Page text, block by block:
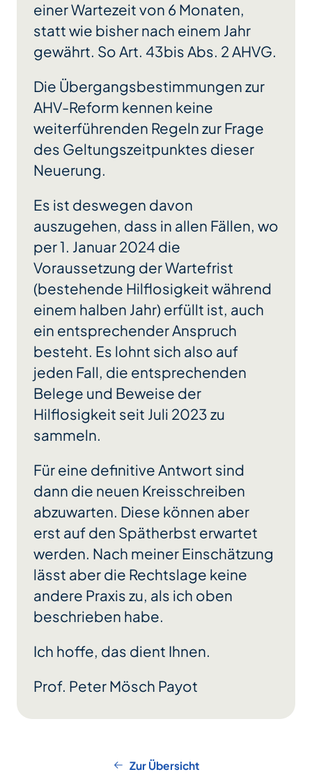
einer Wartezeit von 6 Monaten,
statt wie bisher nach einem Jahr
gewährt. So Art. 43bis Abs. 2 AHVG.
Die Übergangsbestimmungen zur
AHV-Reform kennen keine
weiterführenden Regeln zur Frage
des Geltungszeitpunktes dieser
Neuerung.
Es ist deswegen davon
auszugehen, dass in allen Fällen, wo
per 1. Januar 2024 die
Voraussetzung der Wartefrist
(bestehende Hilflosigkeit während
einem halben Jahr) erfüllt ist, auch
ein entsprechender Anspruch
besteht. Es lohnt sich also auf
jeden Fall, die entsprechenden
Belege und Beweise der
Hilflosigkeit seit Juli 2023 zu
sammeln.
Für eine definitive Antwort sind
dann die neuen Kreisschreiben
abzuwarten. Diese können aber
erst auf den Spätherbst erwartet
werden. Nach meiner Einschätzung
lässt aber die Rechtslage keine
andere Praxis zu, als ich oben
beschrieben habe.
Ich hoffe, das dient Ihnen.
Prof. Peter Mösch Payot
Zur Übersicht